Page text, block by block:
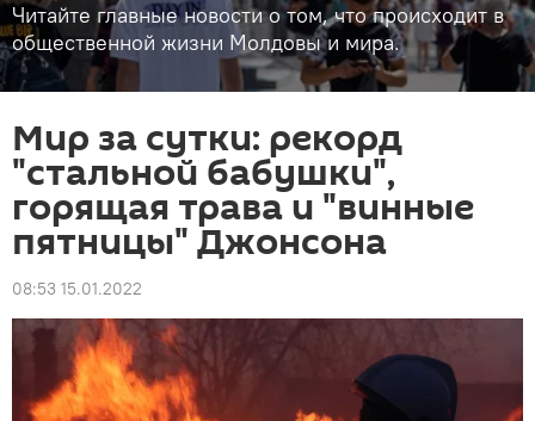
Читайте главные новости о том, что происходит в
общественной жизни Молдовы и мира.
Мир за сутки: рекорд
"стальной бабушки",
горящая трава и "винные
пятницы" Джонсона
08:53 15.01.2022